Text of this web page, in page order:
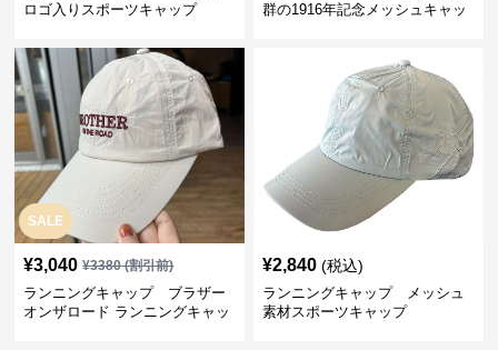
ロゴ入りスポーツキャップ
群の1916年記念メッシュキャッ
SALE
¥3,040 ¥3380(割引前)
ランニングキャップ ブラザー
オンザロード ランニングキャッ
¥2,840 (税込)
ランニングキャップ メッシュ
素材スポーツキャップ